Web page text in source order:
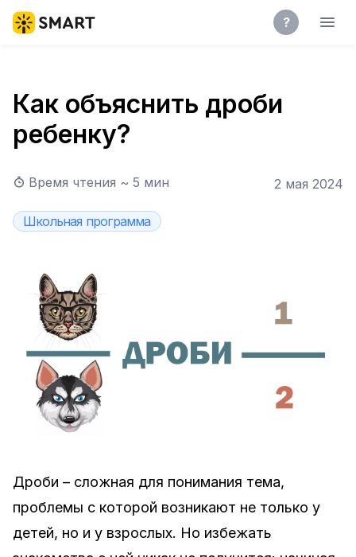
?
Как объяснить дроби
ребенку?
Время чтения ~ 5 мин 2 мая 2024
Школьная программа
Дроби – сложная для понимания тема,
проблемы с которой возникают не только у
детей, но и у взрослых. Но избежать